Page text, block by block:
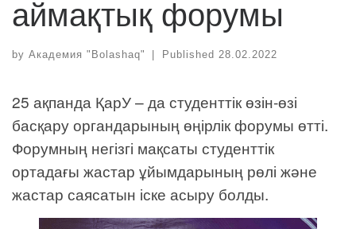
аймақтық форумы
by Академия "Bolashaq" Published 28.02.2022
25 ақпанда ҚарУ – да студенттік өзін-өзі
басқару органдарының өңірлік форумы өтті.
Форумның негізгі мақсаты студенттік
ортадағы жастар ұйымдарының рөлі және
жастар саясатын іске асыру болды.